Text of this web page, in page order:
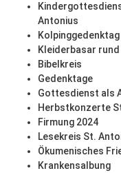
Antonius
Kolpinggedenktag
Kleiderbasar
Bibelkreis
Gedenktage
Gottesdienst als
Herbstkonzerte
Firmung 2024
Lesekreis St.
Ökumenisches
Krankensalbung